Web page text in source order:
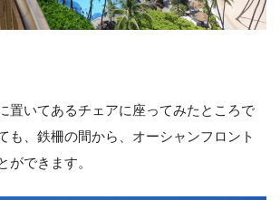
置いてあるチェアに座ってみたところで
も、鉄柵の間から、オーシャンフロント
ができます。